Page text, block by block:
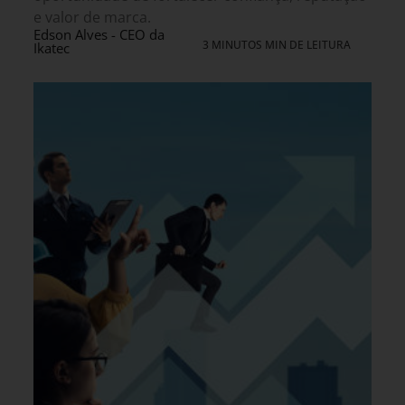
e valor de marca.
Edson Alves - CEO da
Ikatec 3 MINUTOS MIN DE LEITURA